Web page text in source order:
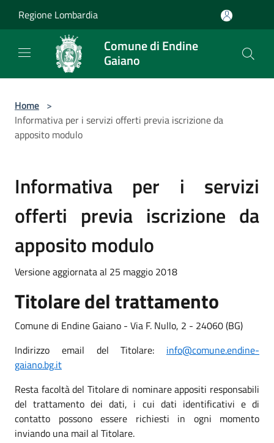
Regione Lombardia
Comune di Endine
Gaiano
Home >
Informativa per i servizi offerti previa iscrizione da
apposito modulo
Informativa per i servizi
offerti previa iscrizione da
apposito modulo
Versione aggiornata al 25 maggio 2018
Titolare del trattamento
Comune di Endine Gaiano - Via F. Nullo, 2 - 24060 (BG)
Indirizzo email del Titolare: info@comune.endine-
gaiano.bg.it
Resta facoltà del Titolare di nominare appositi responsabili
del trattamento dei dati, i cui dati identificativi e di
contatto possono essere richiesti in ogni momento
inviando una mail al Titolare.